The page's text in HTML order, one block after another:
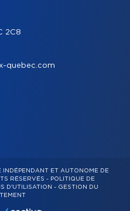
2C8
quebec.com
ET AUTONOME DE
RÉSERVÉS - POLITIQUE DE
D'UTILISATION - GESTION DU